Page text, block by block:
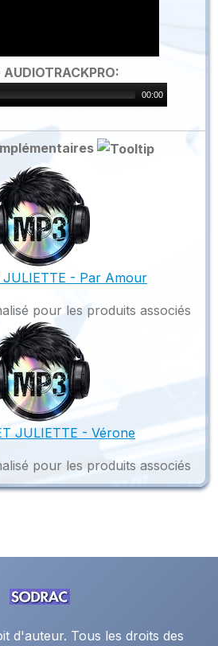
AUDIOTRACKPRO:
00:00
JULIETTE - Par Amour
pour les produits associés
JULIETTE - Vérone
pour les produits associés
d'auteur. Tous les droits des